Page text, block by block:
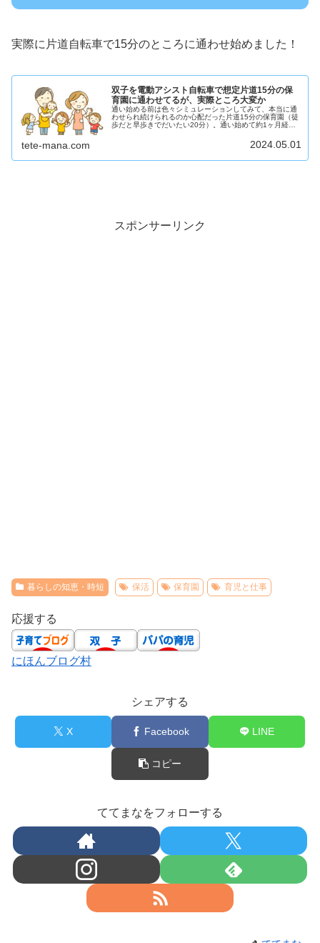
実際に片道自転車で15分のところに通わせ始めました！
双子を電動アシスト自転車で想定片道15分の保
育園に通わせてるが、実際ところ大変か
通い始める前は色々シミュレーションしてみて、本当に通
わせられ続けられるのか心配だった片道15分の保育園（徒
歩だと早歩きでだいたい20分）。通い始めて約1ヶ月経ち
tete-mana.com 2024.05.01
スポンサーリンク
暮らしの知恵・時短 保活 保育園 育児と仕事
応援する
にほんブログ村
シェアする
X Facebook LINE
コピー
ててまなをフォローする